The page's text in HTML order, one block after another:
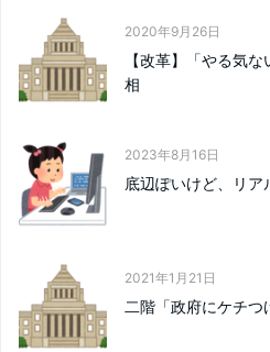
2020年9月26日
【改革】「やる気
相
2023年8月16日
底辺ぽいけど、リ
2021年1月21日
二階「政府にケチつ